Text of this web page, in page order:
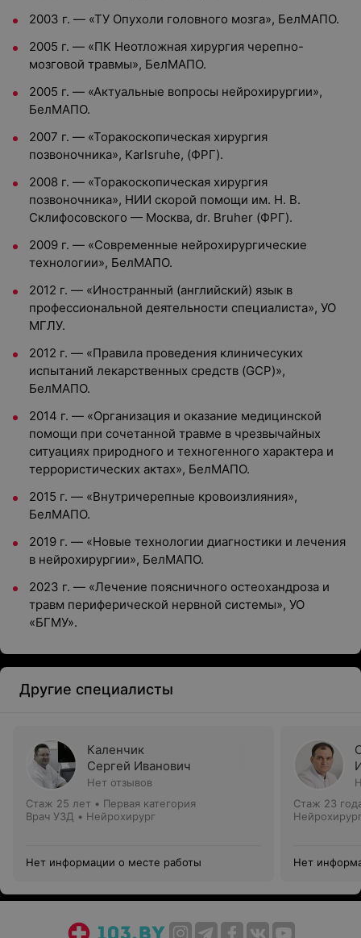
2003 г. — «ТУ Опухоли головного мозга», БелМАПО.
2005 г. — «ПК Неотложная хирургия черепно-
мозговой травмы», БелМАПО.
2005 г. — «Актуальные вопросы нейрохирургии»,
БелМАПО.
2007 г. — «Торакоскопическая хирургия
позвоночника», Karlsruhe, (ФРГ).
2008 г. — «Торакоскопическая хирургия
позвоночника», НИИ скорой помощи им. Н. В.
Склифосовского — Москва, dr. Bruher (ФРГ).
2009 г. — «Современные нейрохирургические
технологии», БелМАПО.
2012 г. — «Иностранный (английский) язык в
профессиональной деятельности специалиста», УО
МГЛУ.
2012 г. — «Правила проведения клиничесуких
испытаний лекарственных средств (GCP)»,
БелМАПО.
2014 г. — «Организация и оказание медицинской
помощи при сочетанной травме в чрезвычайных
ситуациях природного и техногенного характера и
террористических актах», БелМАПО.
2015 г. — «Внутричерепные кровоизлияния»,
БелМАПО.
2019 г. — «Новые технологии диагностики и лечения
в нейрохирургии», БелМАПО.
2023 г. — «Лечение поясничного остеохандроза и
травм периферической нервной системы», УО
«БГМУ».
Другие специалисты
Каленчик
Сергей Иванович
Нет отзывов
Стаж 25 лет • Первая категория
Врач УЗД • Нейрохирург
Нет информации о месте работы
Стаж 23
Нет